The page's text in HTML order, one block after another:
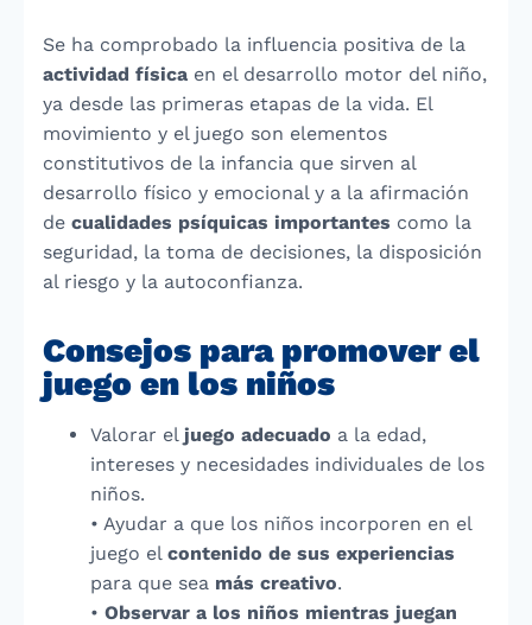
Se ha comprobado la influencia positiva de la
actividad física en el desarrollo motor del niño,
ya desde las primeras etapas de la vida. El
movimiento y el juego son elementos
constitutivos de la infancia que sirven al
desarrollo físico y emocional y a la afirmación
de cualidades psíquicas importantes como la
seguridad, la toma de decisiones, la disposición
al riesgo y la autoconfianza.
Consejos para promover el
juego en los niños
Valorar el juego adecuado a la edad,
intereses y necesidades individuales de los
niños.
• Ayudar a que los niños incorporen en el
juego el contenido de sus experiencias
para que sea más creativo.
• Observar a los niños mientras juegan